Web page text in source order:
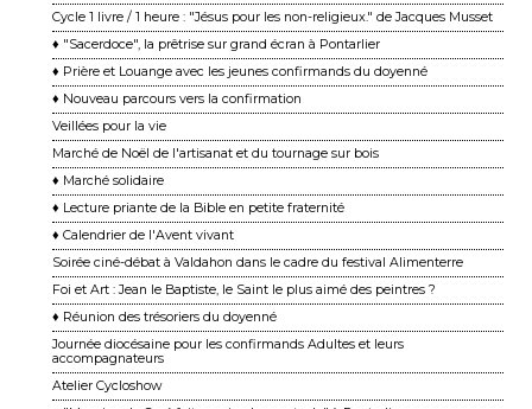
Cycle 1 livre / 1 heure : "Jésus pour les non-religieux." de Jacques Musset
♦ "Sacerdoce", la prêtrise sur grand écran à Pontarlier
♦ Prière et Louange avec les jeunes confirmands du doyenné
♦ Nouveau parcours vers la confirmation
Veillées pour la vie
Marché de Noël de l'artisanat et du tournage sur bois
♦ Marché solidaire
♦ Lecture priante de la Bible en petite fraternité
♦ Calendrier de l'Avent vivant
Soirée ciné-débat à Valdahon dans le cadre du festival Alimenterre
Foi et Art : Jean le Baptiste, le Saint le plus aimé des peintres ?
♦ Réunion des trésoriers du doyenné
Journée diocésaine pour les confirmands Adultes et leurs
accompagnateurs
Atelier Cycloshow